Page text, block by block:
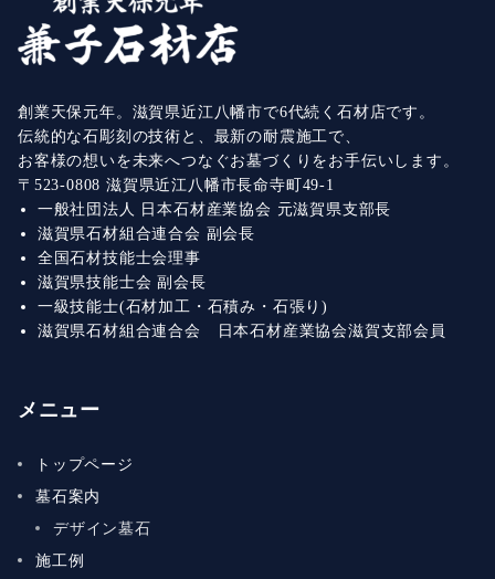
創業天保元年。滋賀県近江八幡市で6代続く石材店です。
伝統的な石彫刻の技術と、最新の耐震施工で、
お客様の想いを未来へつなぐお墓づくりをお手伝いします。
〒523-0808 滋賀県近江八幡市長命寺町49-1
一般社団法人 日本石材産業協会 元滋賀県支部長
滋賀県石材組合連合会 副会長
全国石材技能士会理事
滋賀県技能士会 副会長
一級技能士(石材加工・石積み・石張り)
滋賀県石材組合連合会 日本石材産業協会滋賀支部会員
メニュー
トップページ
墓石案内
デザイン墓石
施工例